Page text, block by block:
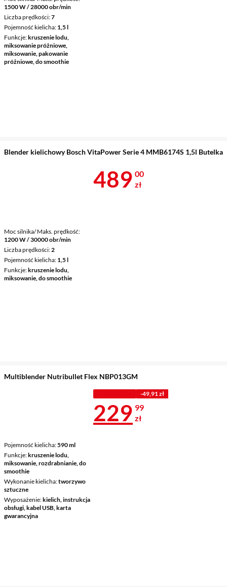
1500 W / 28000 obr/min
Liczba prędkości 7
Pojemność kielicha 1,5 l
Funkcje kruszenie lodu,
miksowanie próżniowe,
miksowanie, pakowanie
próżniowe, do smoothie
Blender kielichowy Bosch VitaPower Serie 4 MMB6174S 1,5l Butelka
Moc silnika/ Maks. prędkość
1200 W / 30000 obr/min
Liczba prędkości 2
Pojemność kielicha 1,5 l
Funkcje kruszenie lodu,
miksowanie, do smoothie
Cena 489 zł
489 00
zł
Multiblender Nutribullet Flex NBP013GM
Pojemność kielicha 590 ml
Funkcje kruszenie lodu,
miksowanie, rozdrabnianie, do
smoothie
Wykonanie kielicha tworzywo
sztuczne
Wyposażenie kielich, instrukcja
obsługi, kabel USB, karta
gwarancyjna
-49,91 zł
Cena 229,99
229 99
zł